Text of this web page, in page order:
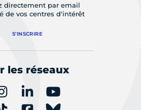
directement par email
de vos centres d'intérêt
S'INSCRIRE
les réseaux